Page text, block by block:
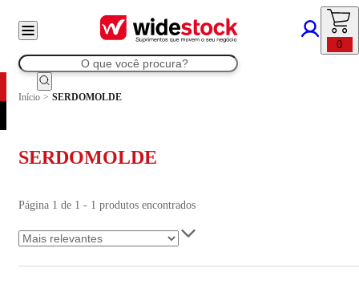
0
Início > SERDOMOLDE
SERDOMOLDE
Página 1 de 1 - 1 produtos encontrados